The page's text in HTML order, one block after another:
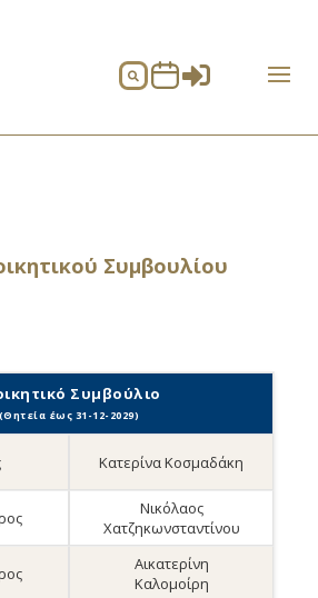
 
Συμβουλίου
Συμβούλιο
(Θητεία έως 31-12-2029)
Κατερίνα Κοσμαδάκη
Νικόλαος
Χατζηκωνσταντίνου
Αικατερίνη
Καλομοίρη